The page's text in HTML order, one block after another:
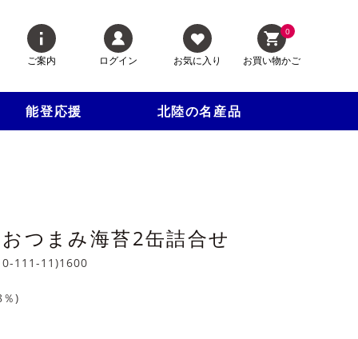
ご案内 ログイン お気に入り
0
お買い物かご
能登応援 北陸の名産品
つまみ海苔2缶詰合せ
111-11)1600
％)